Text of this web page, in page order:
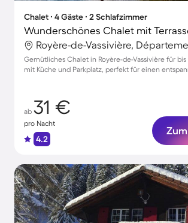
Chalet ∙ 4 Gäste ∙ 2 Schlafzimmer
Gemütliches Chalet in Royère-de-Vassivière für bis
mit Küche und Parkplatz, perfekt für einen
ab 31 €
pro Nacht
4.2